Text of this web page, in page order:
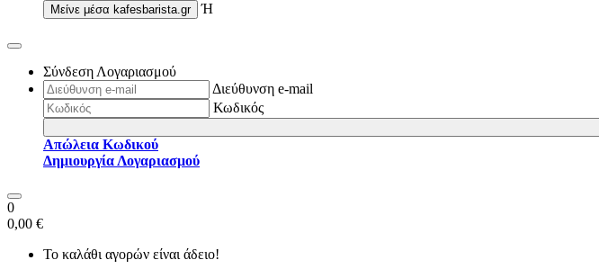
Μείνε μέσα kafesbarista.gr Ή
Σύνδεση Λογαριασμού
Διεύθυνση e-mail
Κωδικός
Απώλεια Κωδικού
Δημιουργία Λογαριασμού
0
0,00 €
Το καλάθι αγορών είναι άδειο!